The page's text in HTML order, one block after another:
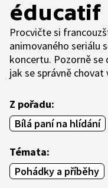
éducatif
Procvičte si
animovaného seriálu
koncertu. Pozorně se
jak se správně chovat
Z pořadu:
Bílá paní na hlídání
Témata:
Pohádky a příběhy